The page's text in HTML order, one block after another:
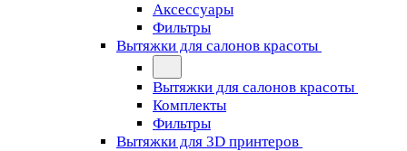
Аксессуары
Фильтры
Вытяжки для салонов красоты
Вытяжки для салонов красоты
Комплекты
Фильтры
Вытяжки для 3D принтеров